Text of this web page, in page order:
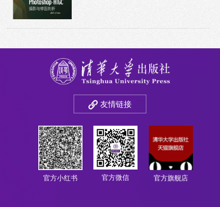
友情链接
官方小红书 官方微信 官方旗舰店